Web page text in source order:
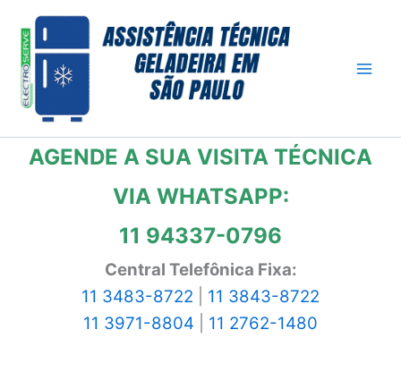
para
conteúdo
AGENDE A SUA VISITA TÉCNICA
VIA WHATSAPP:
11 94337-0796
Central Telefônica Fixa:
11 3483-8722
11 3843-8722
11 3971-8804
11 2762-1480